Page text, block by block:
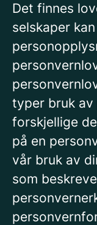
Det finnes
selskaper
typer bruk av
forskjellige
på en
vår bruk av
som